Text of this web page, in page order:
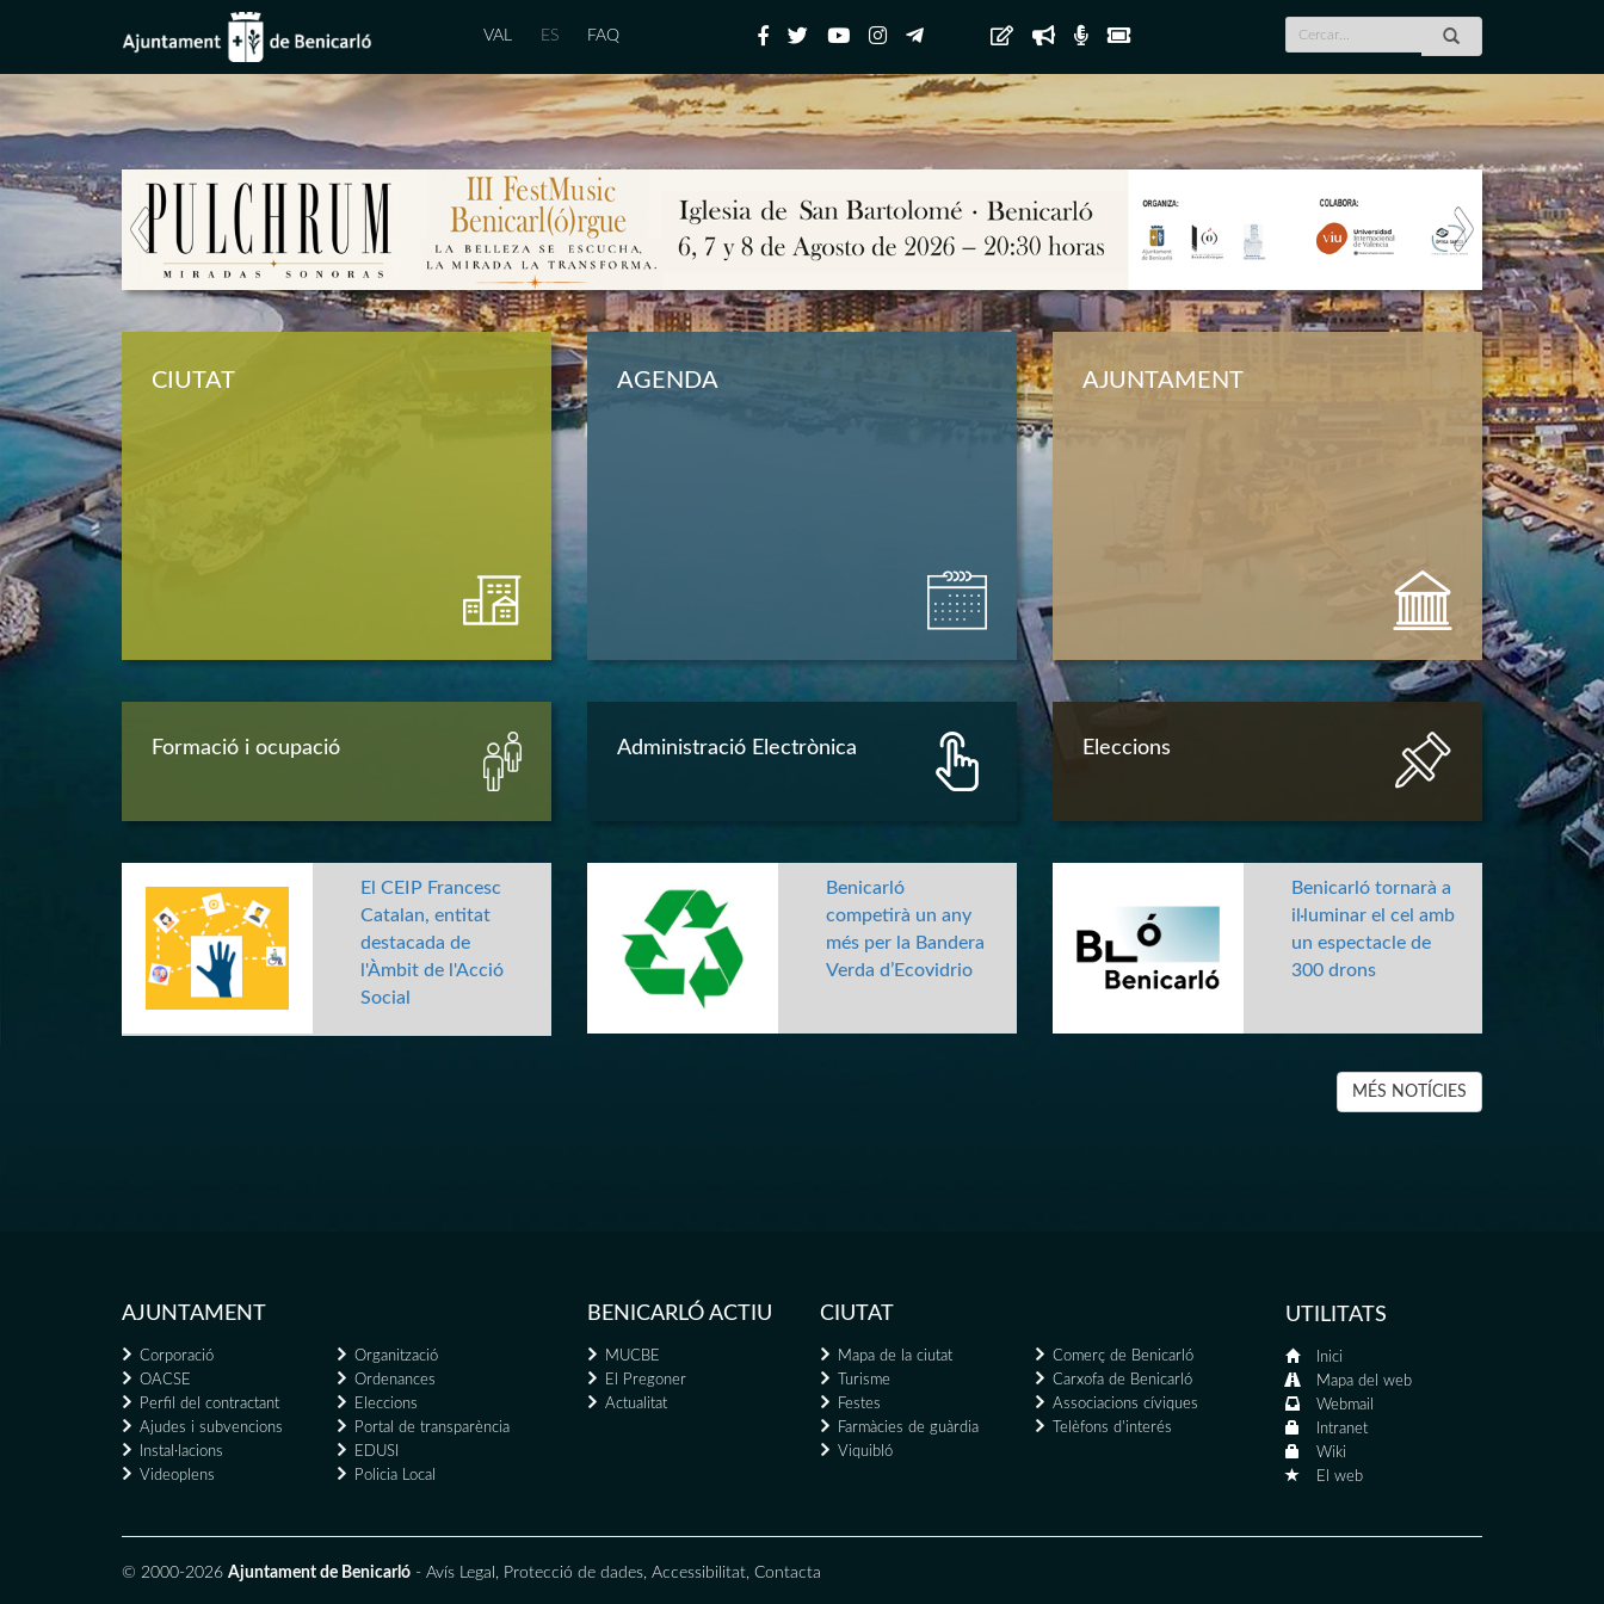
VAL ES FAQ
Previous Next
CIUTAT AGENDA AJUNTAMENT
Formació i ocupació Administració Electrònica Eleccions
El CEIP Francesc
Catalan, entitat
destacada de
l'Àmbit de l'Acció
Social
Benicarló
competirà un any
més per la Bandera
Verda d’Ecovidrio
Benicarló tornarà a
il·luminar el cel amb
un espectacle de
300 drons
MÉS NOTÍCIES
AJUNTAMENT
Corporació
Organització
OACSE
Ordenances
Perfil del contractant
Eleccions
Ajudes i subvencions
Portal de transparència
Instal·lacions
EDUSI
Videoplens
Policia Local
BENICARLÓ ACTIU
MUCBE
El Pregoner
Actualitat
CIUTAT
Mapa de la ciutat
Comerç de Benicarló
Turisme
Carxofa de Benicarló
Festes
Associacions cíviques
Farmàcies de guàrdia
Telèfons d'interés
Viquibló
UTILITATS
Inici
Mapa del web
Webmail
Intranet
Wiki
El web
© 2000-2026 Ajuntament de Benicarló - Avís Legal , Protecció de dades, Accessibilitat, Contacta